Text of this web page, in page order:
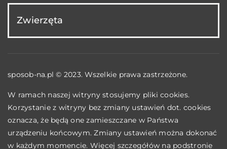
Zwierzęta
sposob-na.pl © 2023. Wszelkie prawa zastrzeżone.
W ramach naszej witryny stosujemy pliki cookies.
Korzystanie z witryny bez zmiany ustawień dot. cookies
oznacza, że będą one zamieszczane w Państwa
urządzeniu końcowym. Zmiany ustawień można dokonać
w każdym momencie. Więcej szczegółów na podstronie